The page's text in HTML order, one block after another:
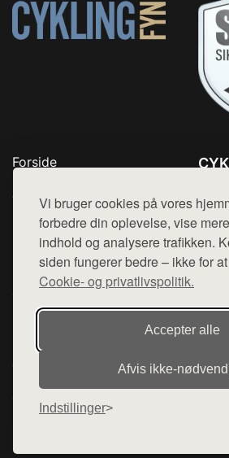
Vi bruger cookies på vores
forbedre din oplevelse, vise
indhold og analysere trafikken.
siden fungerer bedre – ikke for
Cookie- og privatlivspolitik.
Accepter alle
Afvis
Indstillinger
Forside
Top Rabatter
Blog
Kontakt
Mail:
Denne side er en del af want.dk, der
hjemmesider med præsentation af
diverse webshops. Der sælges ikke
varerne på lager.